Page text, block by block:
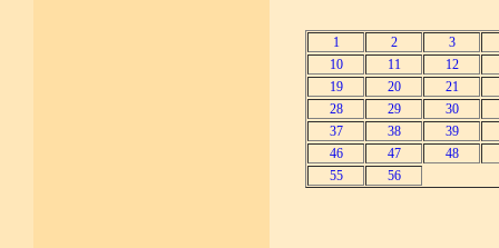
1 2
3
10
11
12
19
20
21
28
29
30
37
38
39
46
47
48
55
56